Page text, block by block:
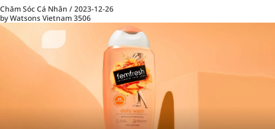
Chăm Sóc Cá Nhân /2023-12-26
by Watsons Vietnam3506